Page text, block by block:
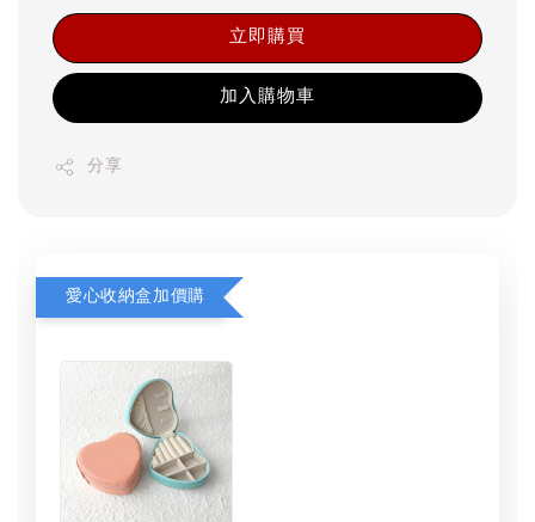
立即購買
加入購物車
分享
愛心收納盒加價購